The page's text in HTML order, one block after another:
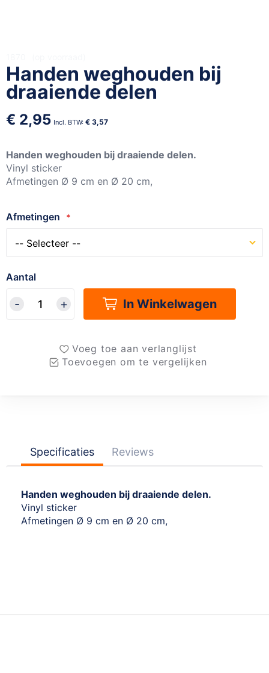
Handen weghouden bij
draaiende delen
€ 2,95 € 3,57
Handen weghouden bij draaiende delen.
Vinyl sticker
Afmetingen Ø 9 cm en Ø 20 cm,
Afmetingen
Aantal
In Winkelwagen
Voeg toe aan verlanglijst
Toevoegen om te vergelijken
naar
het
begin
de
gallerij
Specificaties Reviews
Handen weghouden bij draaiende delen.
Vinyl sticker
Afmetingen Ø 9 cm en Ø 20 cm,